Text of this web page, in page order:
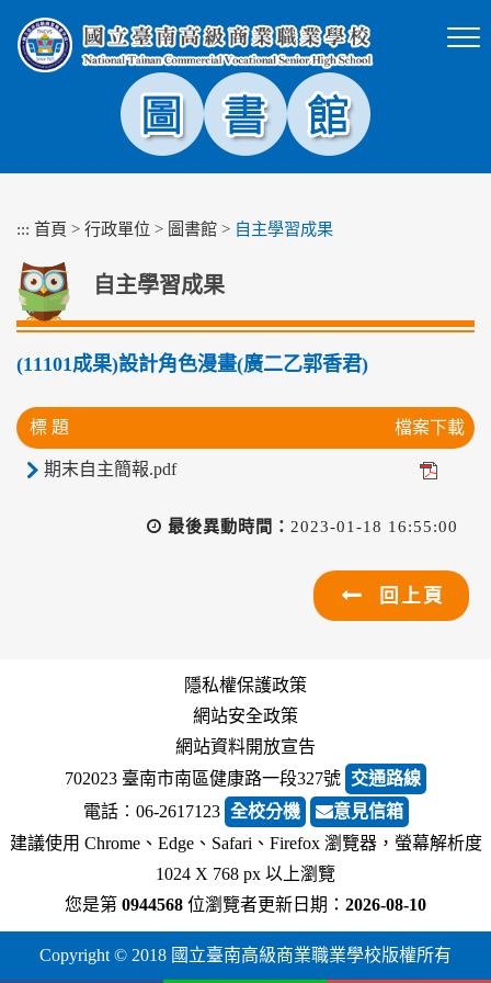
塊
::: 首頁 > 行政單位 > 圖書館 > 自主學習成果
自主學習成果
(11101成果)設計角色漫畫(廣二乙郭香君)
標 題 檔案下載
期末自主簡報.pdf
最後異動時間： 2023-01-18 16:55:00
回上頁
隱私權保護政策
網站安全政策
網站資料開放宣告
702023 臺南市南區健康路一段327號 交通路線
電話︰06-2617123 全校分機
意見信箱
建議使用 Chrome、Edge、Safari、Firefox 瀏覽器，螢幕解析度
1024 X 768 px 以上瀏覽
您是第 0944568 位瀏覽者更新日期： 2026-08-10
Copyright © 2018 國立臺南高級商業職業學校版權所有